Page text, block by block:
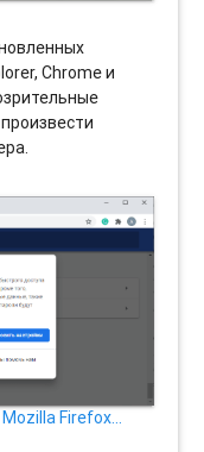
Chrome и
Firefox…